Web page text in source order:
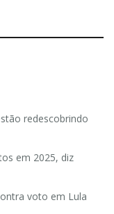
redescobrindo
em 2025, diz
voto em Lula